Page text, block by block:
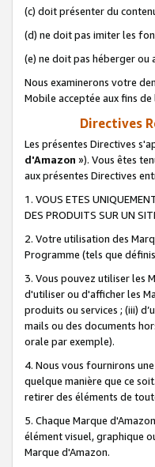
(c) doit présenter du
(d) ne doit pas imiter les
(e) ne doit pas héberger ou
Nous examinerons votre
Mobile acceptée aux fins de
Directives
Les présentes Directives
d'Amazon »). Vous êtes
aux présentes Directives
1. VOUS ETES
DES PRODUITS SUR UN
2. Votre utilisation des
Programme (tels que
3. Vous pouvez utiliser les
d'utiliser ou d'afficher les
produits ou services ; (iii)
mails ou des documents
orale par exemple).
4. Nous vous fournirons
quelque manière que ce
retirer des éléments de
5. Chaque Marque
élément visuel, graphique
Marque d'Amazon.